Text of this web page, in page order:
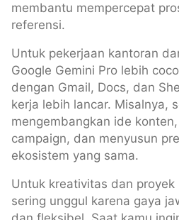
membantu mempercepat
referensi.
Untuk pekerjaan kantoran
Google Gemini Pro lebih
dengan Gmail, Docs, dan
kerja lebih lancar. Misalnya,
mengembangkan ide
campaign, dan menyusun
ekosistem yang sama.
Untuk kreativitas dan proyek
sering unggul karena gaya